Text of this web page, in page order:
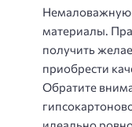
Немаловажную
материалы.
получить
приобрести
Обратите